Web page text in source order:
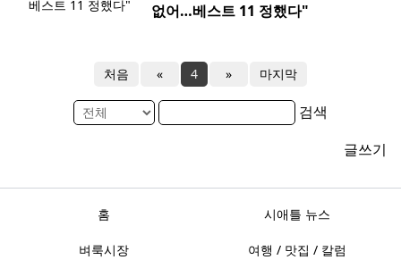
없어…베스트 11 정했다"
처음 « 4 » 마지막
검색
글쓰기
홈 시애틀 뉴스
벼룩시장 여행 / 맛집 / 칼럼